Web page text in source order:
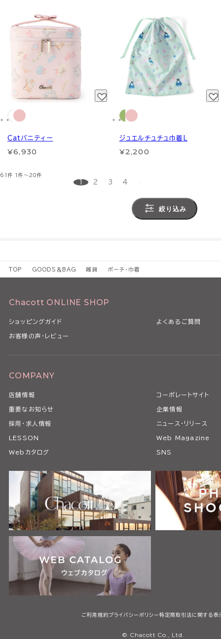
Catバニティー
¥6,930
ジュエルチュチュ巾着L
¥2,200
61件 1件～20件
1 2 3 4
絞り込み
TOP GOODS＆BAG 雑貨 ポーチ・巾着
Chacott ONLINE SHOP
ショッピングガイド よくあるご質問
お客様の声・レビュー
COMPANY
店舗情報 コーポレートサイト
重要なお知らせ 企業情報
採用・求人情報 ニュース・リリース
LESSON Web Magazine
Webカタログ SNS
ご利用規約プライバシーポリシー特定商取引法に関する表
© Chacott Co., Ltd.